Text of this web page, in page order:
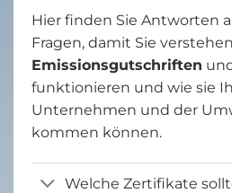
Hier finden Sie Antworten
Fragen, damit Sie
Emissionsgutschriften
funktionieren und wie sie
Unternehmen und der
kommen können.
Welche Zertifikate